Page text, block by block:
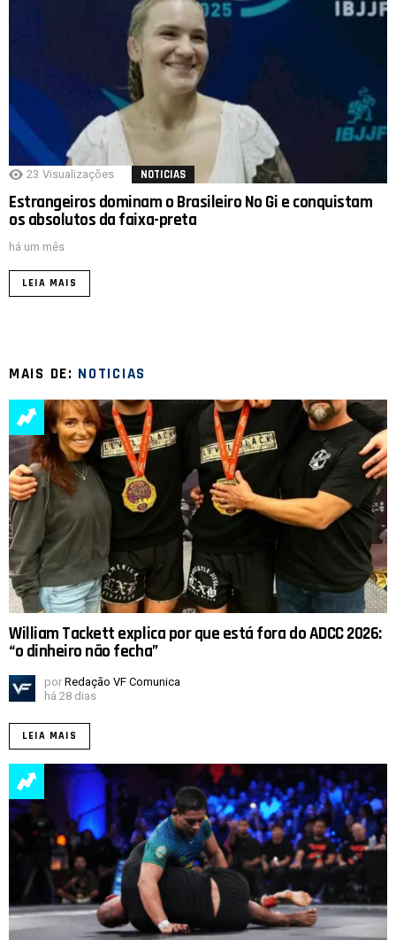
23 Visualizações NOTICIAS
Estrangeiros dominam o Brasileiro No Gi e conquistam
os absolutos da faixa-preta
há um mês
LEIA MAIS
MAIS DE: NOTICIAS
William Tackett explica por que está fora do ADCC 2026:
“o dinheiro não fecha”
por Redação VF Comunica
há 28 dias
LEIA MAIS